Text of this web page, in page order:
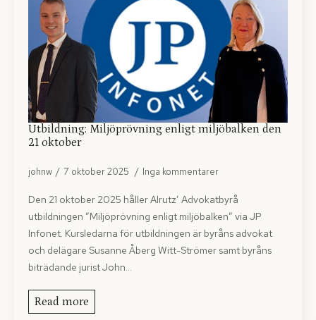
Utbildning: Miljöprövning enligt miljöbalken den
21 oktober
johnw 7 oktober 2025 Inga kommentarer
Den 21 oktober 2025 håller Alrutz’ Advokatbyrå
utbildningen ”Miljöprövning enligt miljöbalken” via JP
Infonet. Kursledarna för utbildningen är byråns advokat
och delägare Susanne Åberg Witt-Strömer samt byråns
biträdande jurist John…
Read more